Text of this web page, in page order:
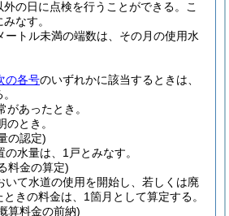
の日に点検を行うことができる。
こ
なす。
ートル未満の端数は、その月の使用水
の各号のいずれかに該当するときは、
があったとき。
のとき。
の認定)
の水量は、1戸とみなす。
料金の算定)
いて水道の使用を開始し、若しくは廃
きの料金は、1箇月として算定する。
算料金の前納)